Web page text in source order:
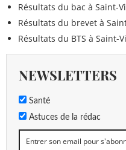
Résultats du bac à Saint-
Résultats du brevet à
Résultats du BTS à Saint-
NEWSLETTERS
Santé
Astuces de la rédac